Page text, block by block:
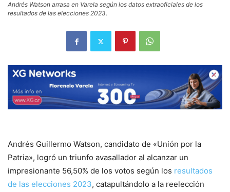
Andrés Watson arrasa en Varela según los datos extraoficiales de los
resultados de las elecciones 2023.
Andrés Guillermo Watson, candidato de «Unión por la
Patria», logró un triunfo avasallador al alcanzar un
impresionante 56,50% de los votos según los resultados
de las elecciones 2023, catapultándolo a la reelección